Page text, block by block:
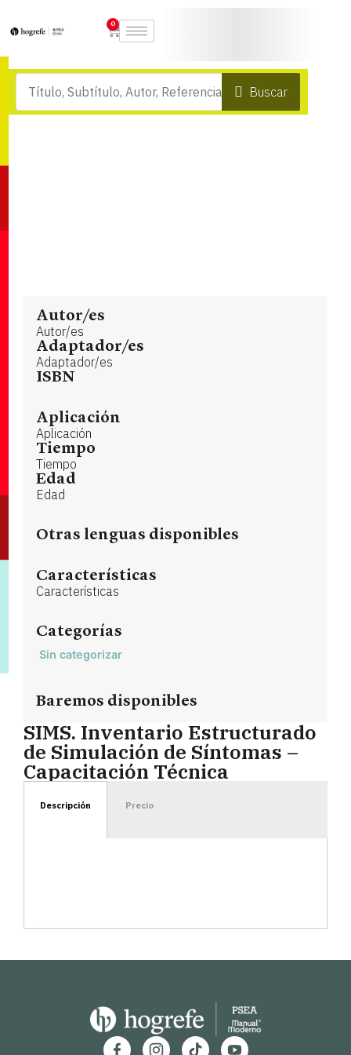
0
Buscar
Autor/es
Autor/es
Adaptador/es
Adaptador/es
ISBN
Aplicación
Aplicación
Tiempo
Tiempo
Edad
Edad
Otras lenguas disponibles
Características
Características
Categorías
Sin categorizar
Baremos disponibles
SIMS. Inventario Estructurado
de Simulación de Síntomas –
Capacitación Técnica
Descripción Precio